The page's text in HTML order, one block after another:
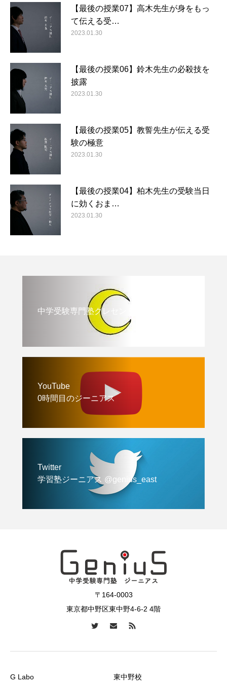
【最後の授業07】高木先生が身をもっ
て伝える受…
2023.01.30
【最後の授業06】鈴木先生の必殺技を
披露
2023.01.30
【最後の授業05】教誓先生が伝える受
験の極意
2023.01.30
【最後の授業04】柏木先生の受験当日
に効くおま…
2023.01.30
中学受験専門塾クレセント
YouTube
0時間目のジーニアス
Twitter
学習塾ジーニアス @genius_east
〒164-0003
東京都中野区東中野4-6-2 4階
G Labo 東中野校